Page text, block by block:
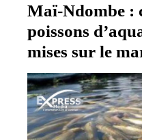
Maï-Ndombe :
poissons
mises sur le